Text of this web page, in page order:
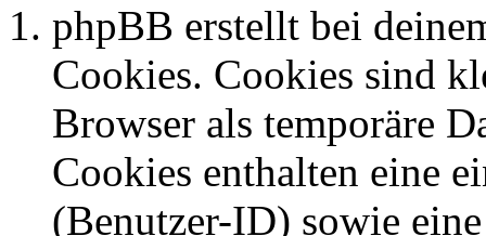
phpBB erstellt bei
Cookies. Cookies sind
Browser als temporäre
Cookies enthalten eine
(Benutzer-ID) sowie